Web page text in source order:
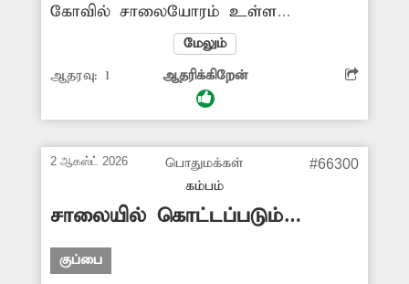
கோவில் சாலையோரம் உள்ள
கழிவுநீரோடை முழுமையாக கட்டி
முடிக்கப்படாமல் உள்ளது. இதனால்
அங்கு கழிவுநீர் தேங்கி கிடக்கிறது.
இதனால் துர்நாற்றம் மற்றும் கொசு
சம்பந்தப்பட்ட அதிகாரிகள் வாறுகாலை
முழுமையாக கட்டி கழிவுநீர் தேங்காமல்
நடவடிக்கை எடுக்க வேண்டுகிறேன்.
மேலும்
ஆதரவு: 1 ஆதரிக்கிறேன்
2 ஆகஸ்ட் 2026
பொதுமக்கள்
கம்பம்
#66300
சாலையில் கொட்டப்படும்
இறைச்சிக்கழிவுகள்
குப்பை